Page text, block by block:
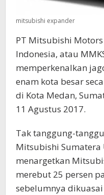
mitsubishi expander
PT Mitsubishi
Indonesia, atau
memperkenalkan
enam kota besar
di Kota Medan,
11 Agustus 2017.
Tak tanggung-
Mitsubishi Sumatera
menargetkan
merebut 25 persen
sebelumnya